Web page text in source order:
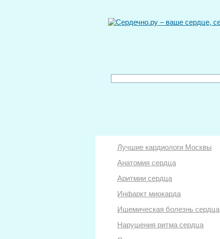
Лучшие кардиологи Москвы
Анатомия сердца
Аритмии сердца
Инфаркт миокарда
Ишемическая болезнь сердца
Нарушения ритма сердца